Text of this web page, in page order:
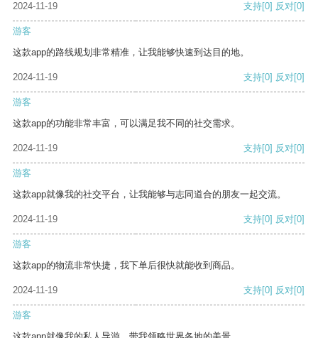
2024-11-19 支持[0] 反对[0]
游客
这款app的路线规划非常精准，让我能够快速到达目的地。
2024-11-19 支持[0] 反对[0]
游客
这款app的功能非常丰富，可以满足我不同的社交需求。
2024-11-19 支持[0] 反对[0]
游客
这款app就像我的社交平台，让我能够与志同道合的朋友一起交流。
2024-11-19 支持[0] 反对[0]
游客
这款app的物流非常快捷，我下单后很快就能收到商品。
2024-11-19 支持[0] 反对[0]
游客